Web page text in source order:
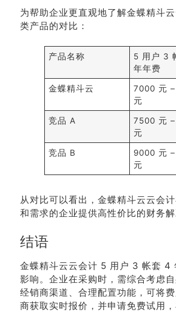
为帮助企业更直观地了解金蝶精斗
类产品的对比：
产品名称
5 用户 3
年年费
金蝶精斗云
7000 元
元
竞品 A
7500 元
元
竞品 B
9000 元
元
从对比可以看出，金蝶精斗云云会
和需求的企业提供高性价比的财务解
结语
金蝶精斗云云会计 5 用户 3 帐套 4
影响。企业在采购时，需综合考虑
经销商渠道、合理配置功能，可将
商获取实时报价，并申请免费试用